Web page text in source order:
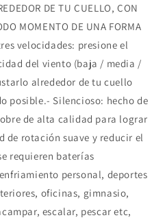
DE TU CUELLO, CON
MOMENTO DE UNA FORMA
velocidades: presione el
del viento (baja / media /
alrededor de tu cuello
posible.- Silencioso: hecho de
de alta calidad para lograr
de rotación suave y reducir el
requieren baterías
personal, deportes
oficinas, gimnasio,
escalar, pescar etc,